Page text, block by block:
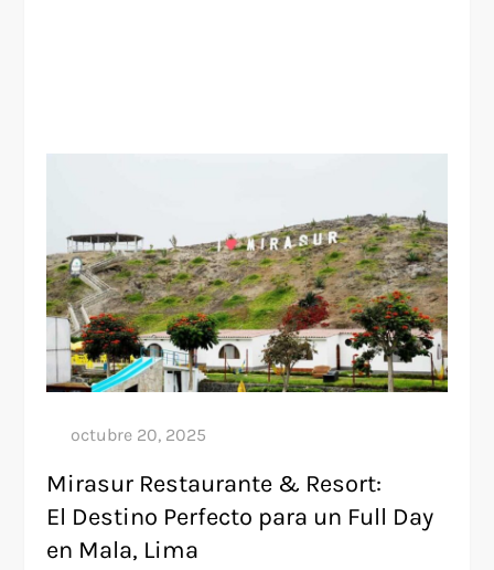
Mirasur Restaurante & Resort:
El Destino Perfecto para un Full Day
en Mala, Lima